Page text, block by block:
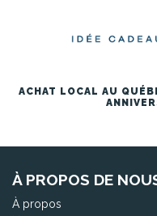
ACHAT LOCAL AU
À PROPOS DE
À propos